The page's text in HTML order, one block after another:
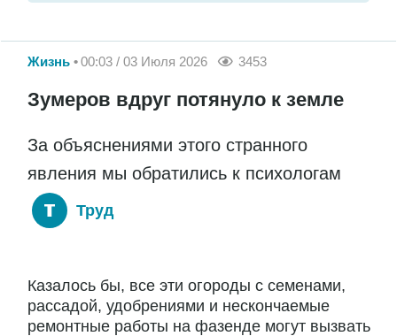
Жизнь 00:03 / 03 Июля 2026 3453
Зумеров вдруг потянуло к земле
За объяснениями этого странного
явления мы обратились к психологам
Труд
Казалось бы, все эти огороды с семенами,
рассадой, удобрениями и нескончаемые
ремонтные работы на фазенде могут вызвать